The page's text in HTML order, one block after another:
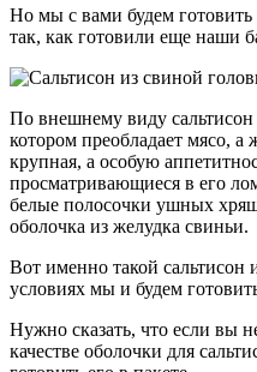
Но мы с вами будем
так, как готовили еще наши
По внешнему виду сальтисон
котором преобладает мясо, а
крупная, а особую
просматривающиеся в его
белые полосочки ушных
оболочка из желудка свиньи.
Вот именно такой
условиях мы и будем
Нужно сказать, что если вы
качестве оболочки для